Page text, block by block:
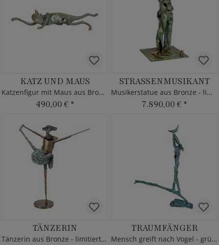
KATZ UND MAUS
Katzenfigur mit Maus aus Bronze
490,00 € *
STRASSENMUSIKANT
Musikerstatue aus Bronze - limitiert
7.890,00 € *
TÄNZERIN
Tänzerin aus Bronze - limitierte Skulptur
TRAUMFÄNGER
Mensch greift nach Vogel - grüne Bronzefigur